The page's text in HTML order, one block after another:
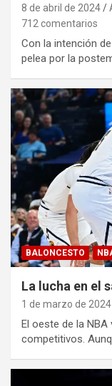
8 de abril de 2024
712 comentarios
Con la intención
pelea por la
BALONCESTO
La lucha en el
1 de marzo de 2024
El oeste de la
competitivos.